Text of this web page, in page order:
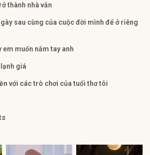
thành nhà văn
sau cùng của cuộc đời mình để ở riêng
em muốn nắm tay anh
giá
với các trò chơi của tuổi thơ tôi